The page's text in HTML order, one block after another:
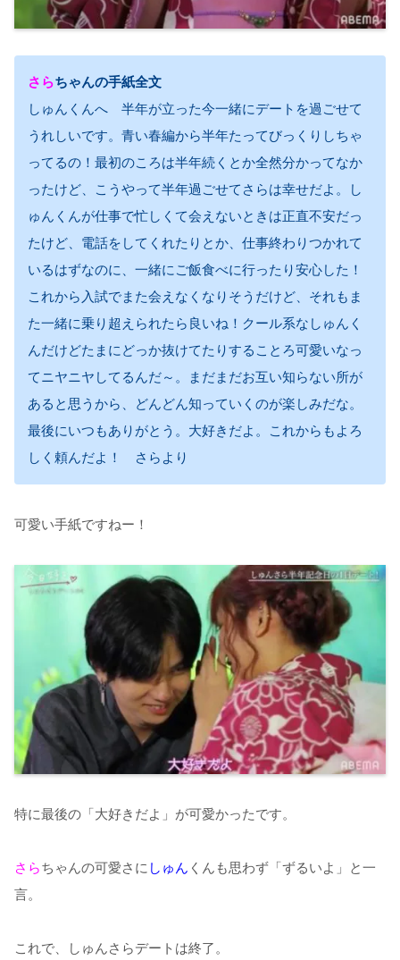
さらちゃんの手紙全文
しゅんくんへ 半年が立った今一緒にデートを過ごせて
うれしいです。青い春編から半年たってびっくりしちゃ
ってるの！最初のころは半年続くとか全然分かってなか
ったけど、こうやって半年過ごせてさらは幸せだよ。し
ゅんくんが仕事で忙しくて会えないときは正直不安だっ
たけど、電話をしてくれたりとか、仕事終わりつかれて
いるはずなのに、一緒にご飯食べに行ったり安心した！
これから入試でまた会えなくなりそうだけど、それもま
た一緒に乗り超えられたら良いね！クール系なしゅんく
んだけどたまにどっか抜けてたりすることろ可愛いなっ
てニヤニヤしてるんだ～。まだまだお互い知らない所が
あると思うから、どんどん知っていくのが楽しみだな。
最後にいつもありがとう。大好きだよ。これからもよろ
しく頼んだよ！ さらより
可愛い手紙ですねー！
特に最後の「大好きだよ」が可愛かったです。
さらちゃんの可愛さに しゅん くんも思わず「ずるいよ」と一
言。
これで、しゅんさらデートは終了。